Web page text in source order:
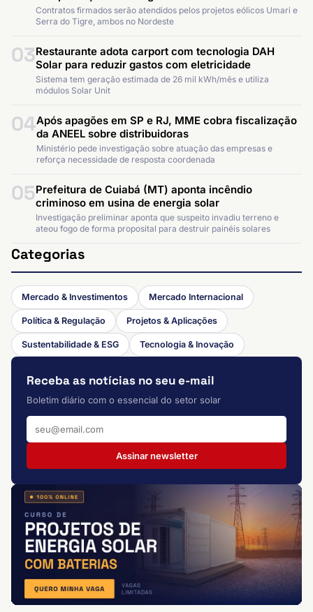
Contratos firmados serão atendidos pelos projetos eólicos Umari e
Serra do Tigre, ambos no Nordeste
03Restaurante adota carport com tecnologia DAH
Solar para reduzir gastos com eletricidade
Sistema tem geração estimada de 26 mil kWh/mês e utiliza
módulos Solar Unit
04Após apagões em SP e RJ, MME cobra fiscalização
da ANEEL sobre distribuidoras
Ministério pede investigação sobre atuação das empresas e
reforça necessidade de resposta coordenada
05Prefeitura de Cuiabá (MT) aponta incêndio
criminoso em usina de energia solar
Investigação preliminar aponta que suspeito invadiu terreno e
ateou fogo de forma proposital para destruir painéis solares
Categorias
Mercado & Investimentos Mercado Internacional
Política & Regulação Projetos & Aplicações
Sustentabilidade & ESG Tecnologia & Inovação
Receba as notícias no seu e-mail
Boletim diário com o essencial do setor solar
Assinar newsletter